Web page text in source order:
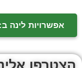
אפשרויות לינה